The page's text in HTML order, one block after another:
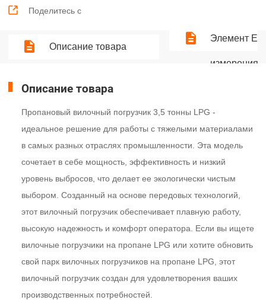

Поделитесь с
Описание товара
Элемент
измерения
Описание товара
Пропановый вилочный погрузчик 3,5 тонны LPG -
идеальное решение для работы с тяжелыми материалами
в самых разных отраслях промышленности. Эта модель
сочетает в себе мощность, эффективность и низкий
уровень выбросов, что делает ее экологически чистым
выбором. Созданный на основе передовых технологий,
этот вилочный погрузчик обеспечивает плавную работу,
высокую надежность и комфорт оператора. Если вы ищете
вилочные погрузчики на пропане LPG или хотите обновить
свой парк вилочных погрузчиков на пропане LPG, этот
вилочный погрузчик создан для удовлетворения ваших
производственных потребностей.